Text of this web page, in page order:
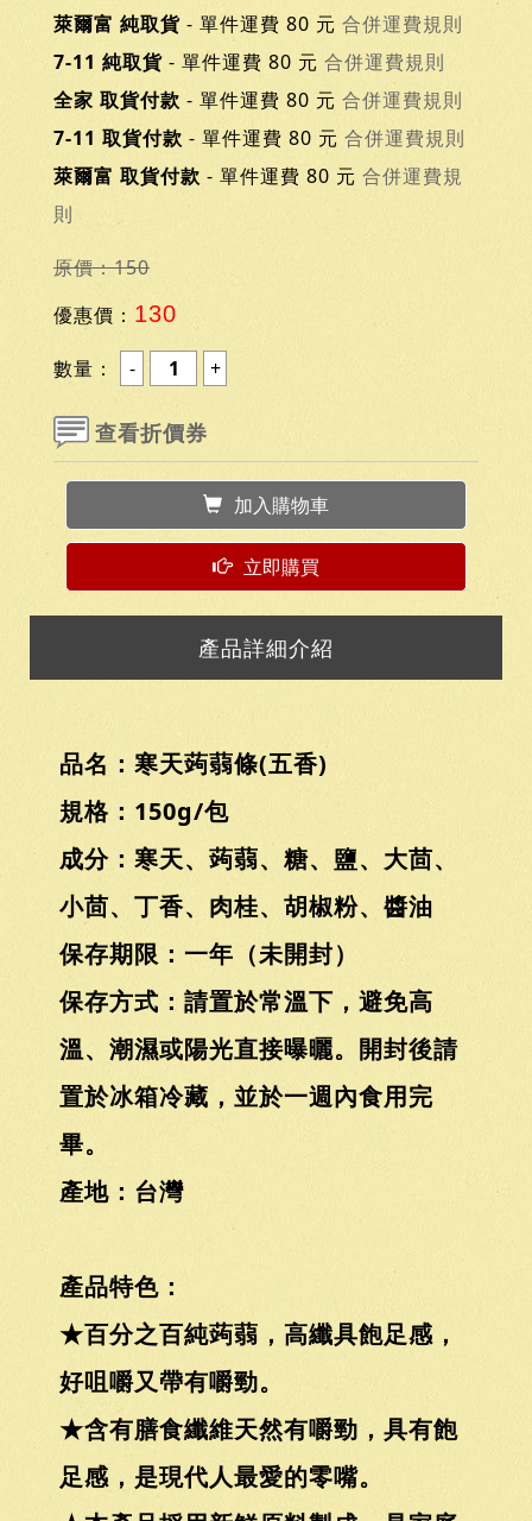
萊爾富 純取貨 - 單件運費 80 元 合併運費規則
7-11 純取貨 - 單件運費 80 元 合併運費規則
全家 取貨付款 - 單件運費 80 元 合併運費規則
7-11 取貨付款 - 單件運費 80 元 合併運費規則
萊爾富 取貨付款 - 單件運費 80 元 合併運費規
則
原價：150
優惠價： 130
數量：
查看折價券
加入購物車
立即購買
產品詳細介紹
品名：寒天蒟蒻條(五香)
規格：150g/包
成分：寒天、蒟蒻、糖、鹽、大茴、
小茴、丁香、肉桂、胡椒粉、醬油
保存期限：一年（未開封）
保存方式：請置於常溫下，避免高
溫、潮濕或陽光直接曝曬。開封後請
置於冰箱冷藏，並於一週內食用完
畢。
產地：台灣
產品特色：
★百分之百純蒟蒻，高纖具飽足感，
好咀嚼又帶有嚼勁。
★含有膳食纖維天然有嚼勁，具有飽
足感，是現代人最愛的零嘴。